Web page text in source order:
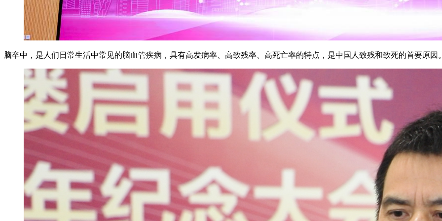
脑卒中，是人们日常生活中常见的脑血管疾病，具有高发病率、高致残率、高死亡率的特点，是中国人致残和致死的首要原因